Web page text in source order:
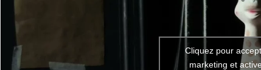
Cliquez pour
marketing et